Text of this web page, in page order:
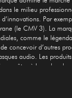
le milieu
Par
(le CMV 3). La
comme le
concevoir d’autres
audio. Les
êtes à la recherche